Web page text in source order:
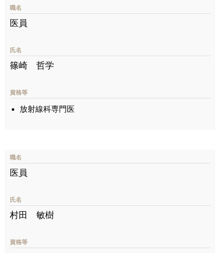
職名
医員
氏名
篠崎 哲学
資格等
放射線科専門医
職名
医員
氏名
村田 敏樹
資格等